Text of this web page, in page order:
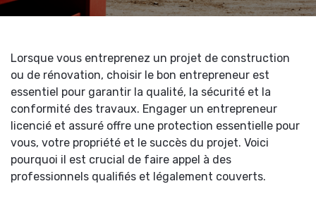
Lorsque vous entreprenez un projet de construction
ou de rénovation, choisir le bon entrepreneur est
essentiel pour garantir la qualité, la sécurité et la
conformité des travaux. Engager un entrepreneur
licencié et assuré offre une protection essentielle pour
vous, votre propriété et le succès du projet. Voici
pourquoi il est crucial de faire appel à des
professionnels qualifiés et légalement couverts.